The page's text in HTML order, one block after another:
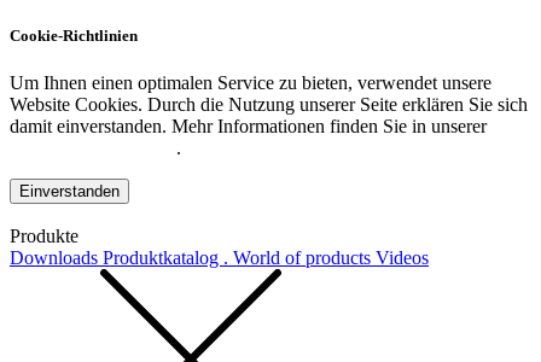
Cookie-Richtlinien
Um Ihnen einen optimalen Service zu bieten, verwendet unsere
Website Cookies. Durch die Nutzung unserer Seite erklären Sie sich
damit einverstanden. Mehr Informationen finden Sie in unserer
.
Einverstanden
Produkte
Downloads Produktkatalog . World of products Videos